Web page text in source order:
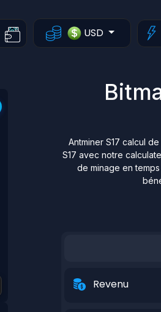
USD
Antminer S17 calcul
S17 avec notre
de minage en
Revenu